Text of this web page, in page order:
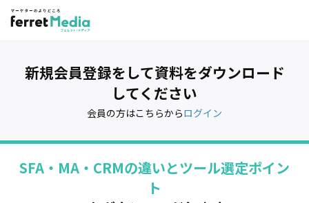
新規会員登録をして資料をダウンロード
してください
会員の方はこちらからログイン
SFA・MA・CRMの違いとツール選定ポイン
ト